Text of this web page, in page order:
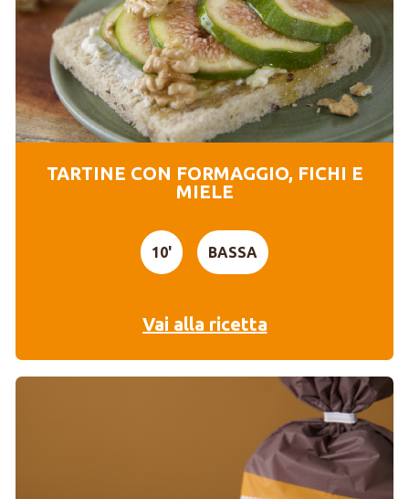
TARTINE CON FORMAGGIO, FICHI E
MIELE
10' BASSA
Vai alla ricetta